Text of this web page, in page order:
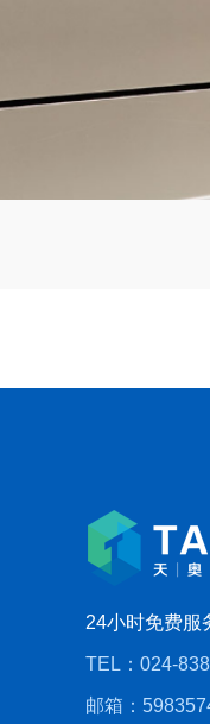
24小时免费服
TEL：024-
邮箱：